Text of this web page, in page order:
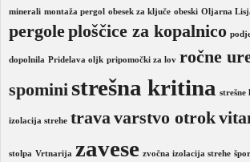
minerali montaža pergol obesek za ključe obeski Oljarna
pergoleploščice za kopalnico
dopolnila Pridelava oljk pripomočki za lov ročne
spomini strešna kritina strešne
izolacija strehe travavarstvo otrok
stolpa Vrtnarija zavese zvočna izolacija strehe